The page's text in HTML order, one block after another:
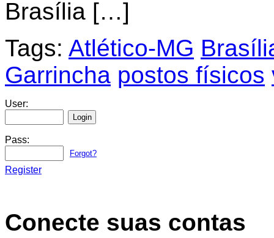
Brasília […]
Tags: Atlético-MG
Garrincha postos físicos
User:
Pass:
Forgot?
Register
Conecte suas contas